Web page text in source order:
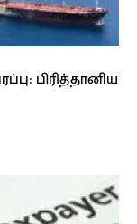
பிரித்தானிய